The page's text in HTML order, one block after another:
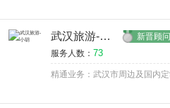
武汉旅游-小胡 新晋顾问
服务人数： 73
精通业务：武汉市周边及国内